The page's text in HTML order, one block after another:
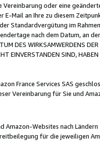
oder eine
E-Mail an Ihre zu diesem
Standardvergütung im
nach dem Datum, an
DES WIRKSAMWERDENS
EINVERSTANDEN SIND,
France Services SAS
Vereinbarung für Sie und
Amazon-Websites nach Ländern
für die jeweiligen